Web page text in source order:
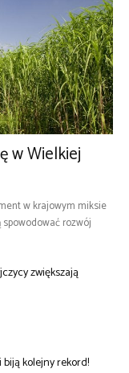
w Wielkiej
w krajowym miksie
rozwój
zwiększają
kolejny rekord!